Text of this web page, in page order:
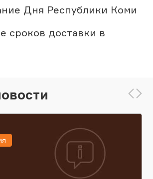
Дня Республики Коми
сроков доставки в